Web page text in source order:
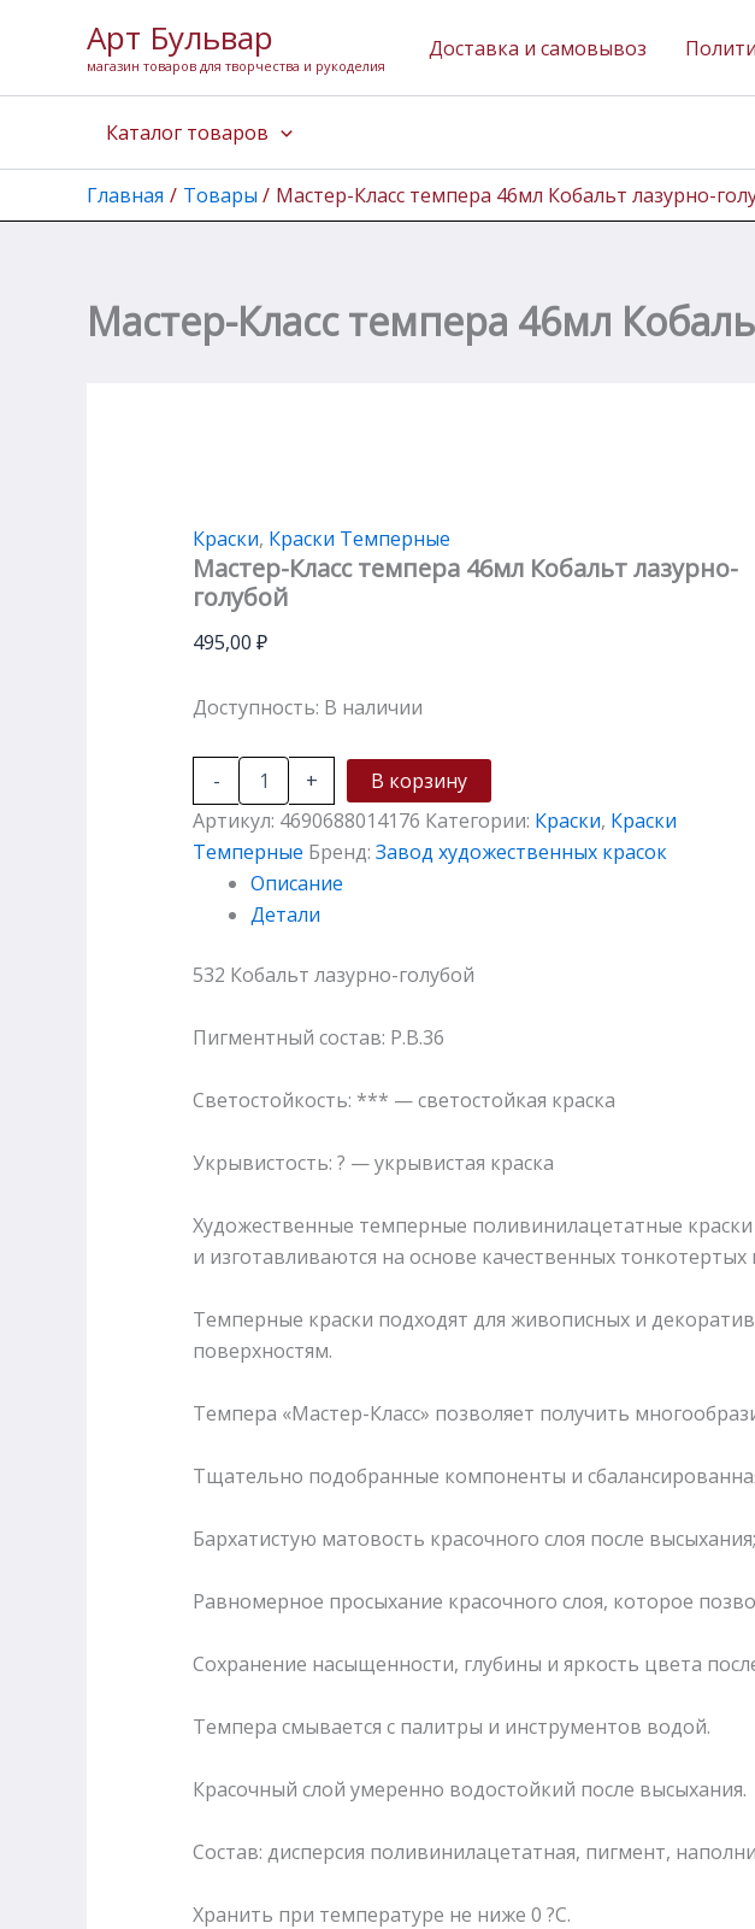
содержимому
Арт Бульвар
магазин товаров для творчества и рукоделия
Доставка и самовывоз
Каталог товаров
Главная Товары Мастер-Класс темпера 46мл Кобальт лазурно-
Мастер-Класс темпера 46мл
Краски, Краски Темперные
Мастер-Класс темпера 46мл Кобальт лазурно-
голубой
495,00 ₽
Доступность: В наличии
-
товара
Мастер-
46мл
голубой
+
В корзину
Артикул: 4690688014176 Категории: Краски, Краски
Темперные Бренд: Завод художественных красок
Описание
Детали
532 Кобальт лазурно-голубой
Пигментный состав: P.B.36
Светостойкость: *** — светостойкая краска
Укрывистость: ? — укрывистая краска
Художественные темперные поливинилацетатные
и изготавливаются на основе качественных
Темперные краски подходят для живописных и
поверхностям.
Темпера «Мастер-Класс» позволяет получить
Тщательно подобранные компоненты и
Бархатистую матовость красочного слоя после высыхания;
Равномерное просыхание красочного слоя, которое
Сохранение насыщенности, глубины и яркость цвета
Темпера смывается с палитры и инструментов водой.
Красочный слой умеренно водостойкий после высыхания.
Состав: дисперсия поливинилацетатная, пигмент,
Хранить при температуре не ниже 0 ?С.